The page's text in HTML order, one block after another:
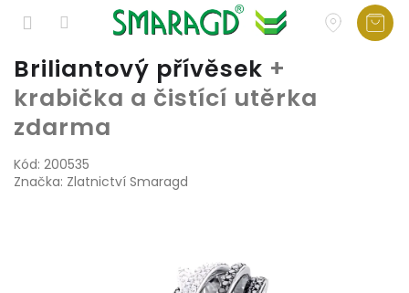
Přejít
obsah
Briliantový přívěsek +
krabička a čistící utěrka
zdarma
Kód: 200535
Značka: Zlatnictví Smaragd